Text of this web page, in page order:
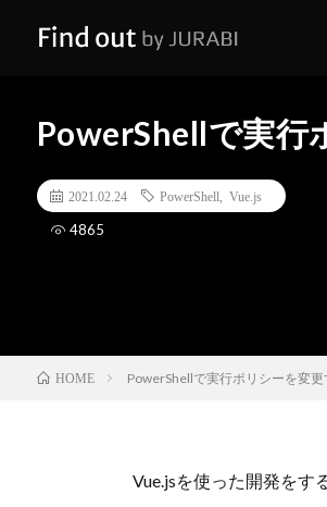
PowerShellで実行
2021.02.24 PowerShell Vue.js
4865
HOME PowerShellで実行ポリシーを変更
Vue.jsを使った開発をす